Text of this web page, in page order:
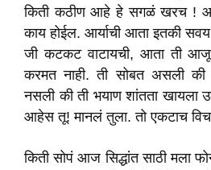
किती कठीण आहे हे सगळं खरच !
काय होईल. आर्याची आता इतकी
जी कटकट वाटायची, आता ती
करमत नाही. ती सोबत असली की
नसली की ती भयाण शांतता खायला
आहेस तू! मानलं तुला. तो एकटाच
किती सोपं आज सिद्धांत साठी मला